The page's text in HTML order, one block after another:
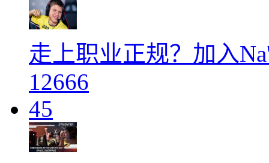
走上职业正规？加入
12666
45